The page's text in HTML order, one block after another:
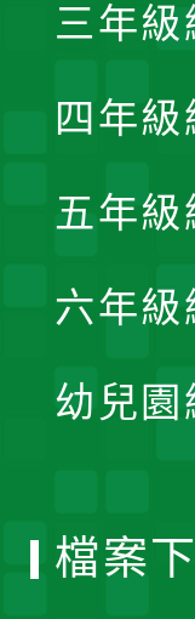
三年級
四年級
五年級
六年級
幼兒園
檔案